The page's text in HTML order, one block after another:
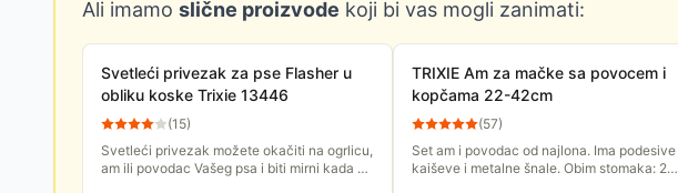
Ali imamo slične proizvode koji bi vas mogli zanimati:
Svetleći privezak za pse Flasher u
obliku koske Trixie 13446
(15)
Svetleći privezak možete okačiti na ogrlicu,
am ili povodac Vašeg psa i biti mirni kada ga
TRIXIE Am za mačke sa povocem i
kopčama 22-42cm
(57)
Set am i povodac od najlona. Ima podesive
kaiševe i metalne šnale. Obim stomaka: 22-